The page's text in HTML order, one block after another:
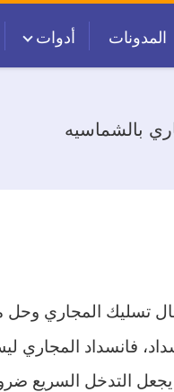
المدونات أدوات
بالشماسيه
تسليك المجاري وحل
فانسداد
التدخل السريع